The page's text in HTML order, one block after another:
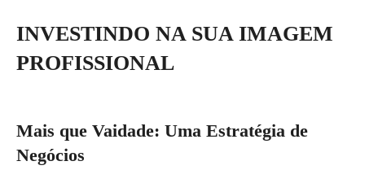
INVESTINDO NA SUA IMAGEM
PROFISSIONAL
Mais que Vaidade: Uma Estratégia de
Negócios